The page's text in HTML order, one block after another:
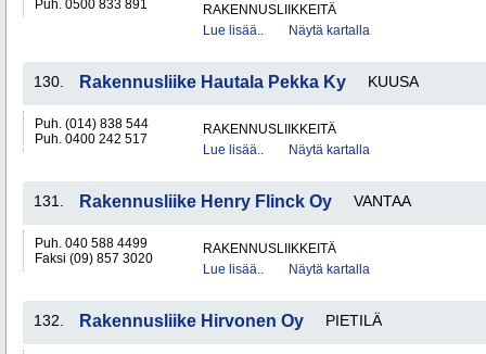
Puh. 0500 833 891
RAKENNUSLIIKKEITÄ
Lue lisää..
Näytä kartalla
130. Rakennusliike Hautala Pekka Ky KUUSA
Puh. (014) 838 544
Puh. 0400 242 517
RAKENNUSLIIKKEITÄ
Lue lisää..
Näytä kartalla
131. Rakennusliike Henry Flinck Oy VANTAA
Puh. 040 588 4499
Faksi (09) 857 3020
RAKENNUSLIIKKEITÄ
Lue lisää..
Näytä kartalla
132. Rakennusliike Hirvonen Oy PIETILÄ